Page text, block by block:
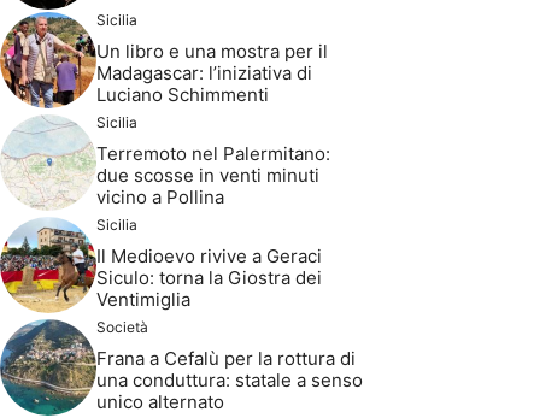
Sicilia
Un libro e una mostra per il
Madagascar: l’iniziativa di
Luciano Schimmenti
Sicilia
Terremoto nel Palermitano:
due scosse in venti minuti
vicino a Pollina
Sicilia
Il Medioevo rivive a Geraci
Siculo: torna la Giostra dei
Ventimiglia
Società
Frana a Cefalù per la rottura di
una conduttura: statale a senso
unico alternato